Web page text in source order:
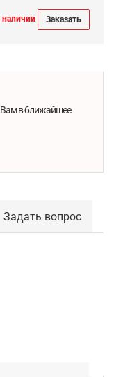
наличии Заказать
Вам в ближайшее
Задать вопрос